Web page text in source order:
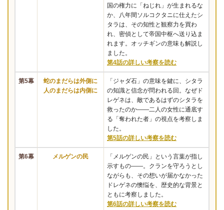
国の権力に「ねじれ」が生まれるな
か、八年間ソルコクタニに仕えたシ
タラは、その知性と観察力を買わ
れ、密偵として帝国中枢へ送り込ま
れます。オッチギンの意味も解説し
ました。
第4話の詳しい考察を読む
第5幕
蛇のまだらは外側に
人のまだらは内側に
「ジャダ石」の意味を鍵に、シタラ
の知識と信念が問われる回。なぜド
レゲネは、敵であるはずのシタラを
救ったのか――二人の女性に通底す
る「奪われた者」の視点を考察しま
した。
第5話の詳しい考察を読む
第6幕 メルゲンの民
「メルゲンの民」という言葉が指し
示すもの――。クランを守ろうとし
ながらも、その想いが届かなかった
ドレゲネの懊悩を、歴史的な背景と
ともに考察しました。
第6話の詳しい考察を読む